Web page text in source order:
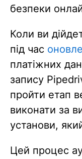
безпеки
Коли ви
під час
платіжних
запису
пройти етап
виконати за
установи,
Цей процес